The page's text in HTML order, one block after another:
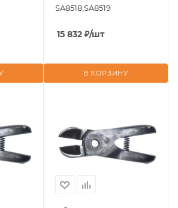
SA8518,SA8519
15 832 ₽/шт
В КОРЗИНУ